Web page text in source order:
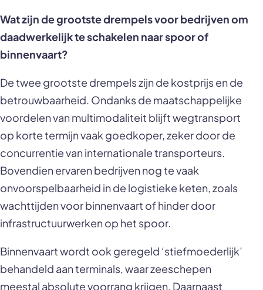
Wat zijn de grootste drempels voor bedrijven om
daadwerkelijk te schakelen naar spoor of
binnenvaart?
De twee grootste drempels zijn de kostprijs en de
betrouwbaarheid. Ondanks de maatschappelijke
voordelen van multimodaliteit blijft wegtransport
op korte termijn vaak goedkoper, zeker door de
concurrentie van internationale transporteurs.
Bovendien ervaren bedrijven nog te vaak
onvoorspelbaarheid in de logistieke keten, zoals
wachttijden voor binnenvaart of hinder door
infrastructuurwerken op het spoor.
Binnenvaart wordt ook geregeld ‘stiefmoederlijk’
behandeld aan terminals, waar zeeschepen
meestal absolute voorrang krijgen. Daarnaast